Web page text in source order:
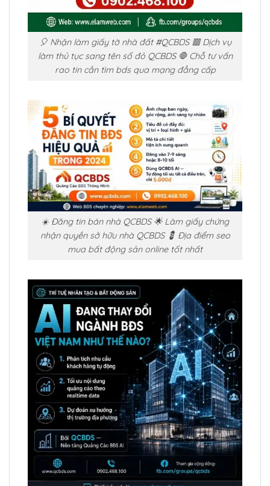
🎈 Nhận làm giấy tờ nhà đất #QCBDS 🟥 Dịch vụ
làm thủ tục sang tên sổ đỏ QCBDS 🛑 Chỗ tư vấn
rao tin cần tìm bds qua mạng đẳng cấp
☀️ Đăng tin bán nhà QCBDS 🌟 Làm giấy chứng
nhận quyền sở hữu nhà QCBDS 💈 Địa điểm seo
mua bất động sản online tốt nhất